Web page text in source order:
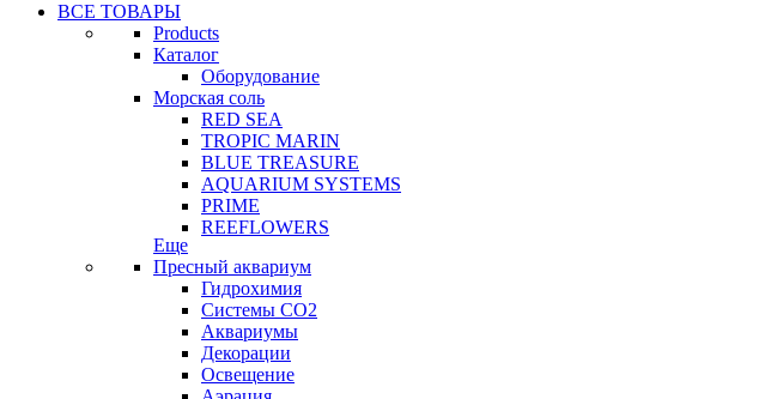
ВСЕ ТОВАРЫ
Products
Каталог
Оборудование
Морская соль
RED SEA
TROPIC MARIN
BLUE TREASURE
AQUARIUM SYSTEMS
PRIME
REEFLOWERS
Еще
Пресный аквариум
Гидрохимия
Системы СО2
Аквариумы
Декорации
Освещение